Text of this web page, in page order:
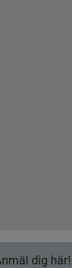
dig här!